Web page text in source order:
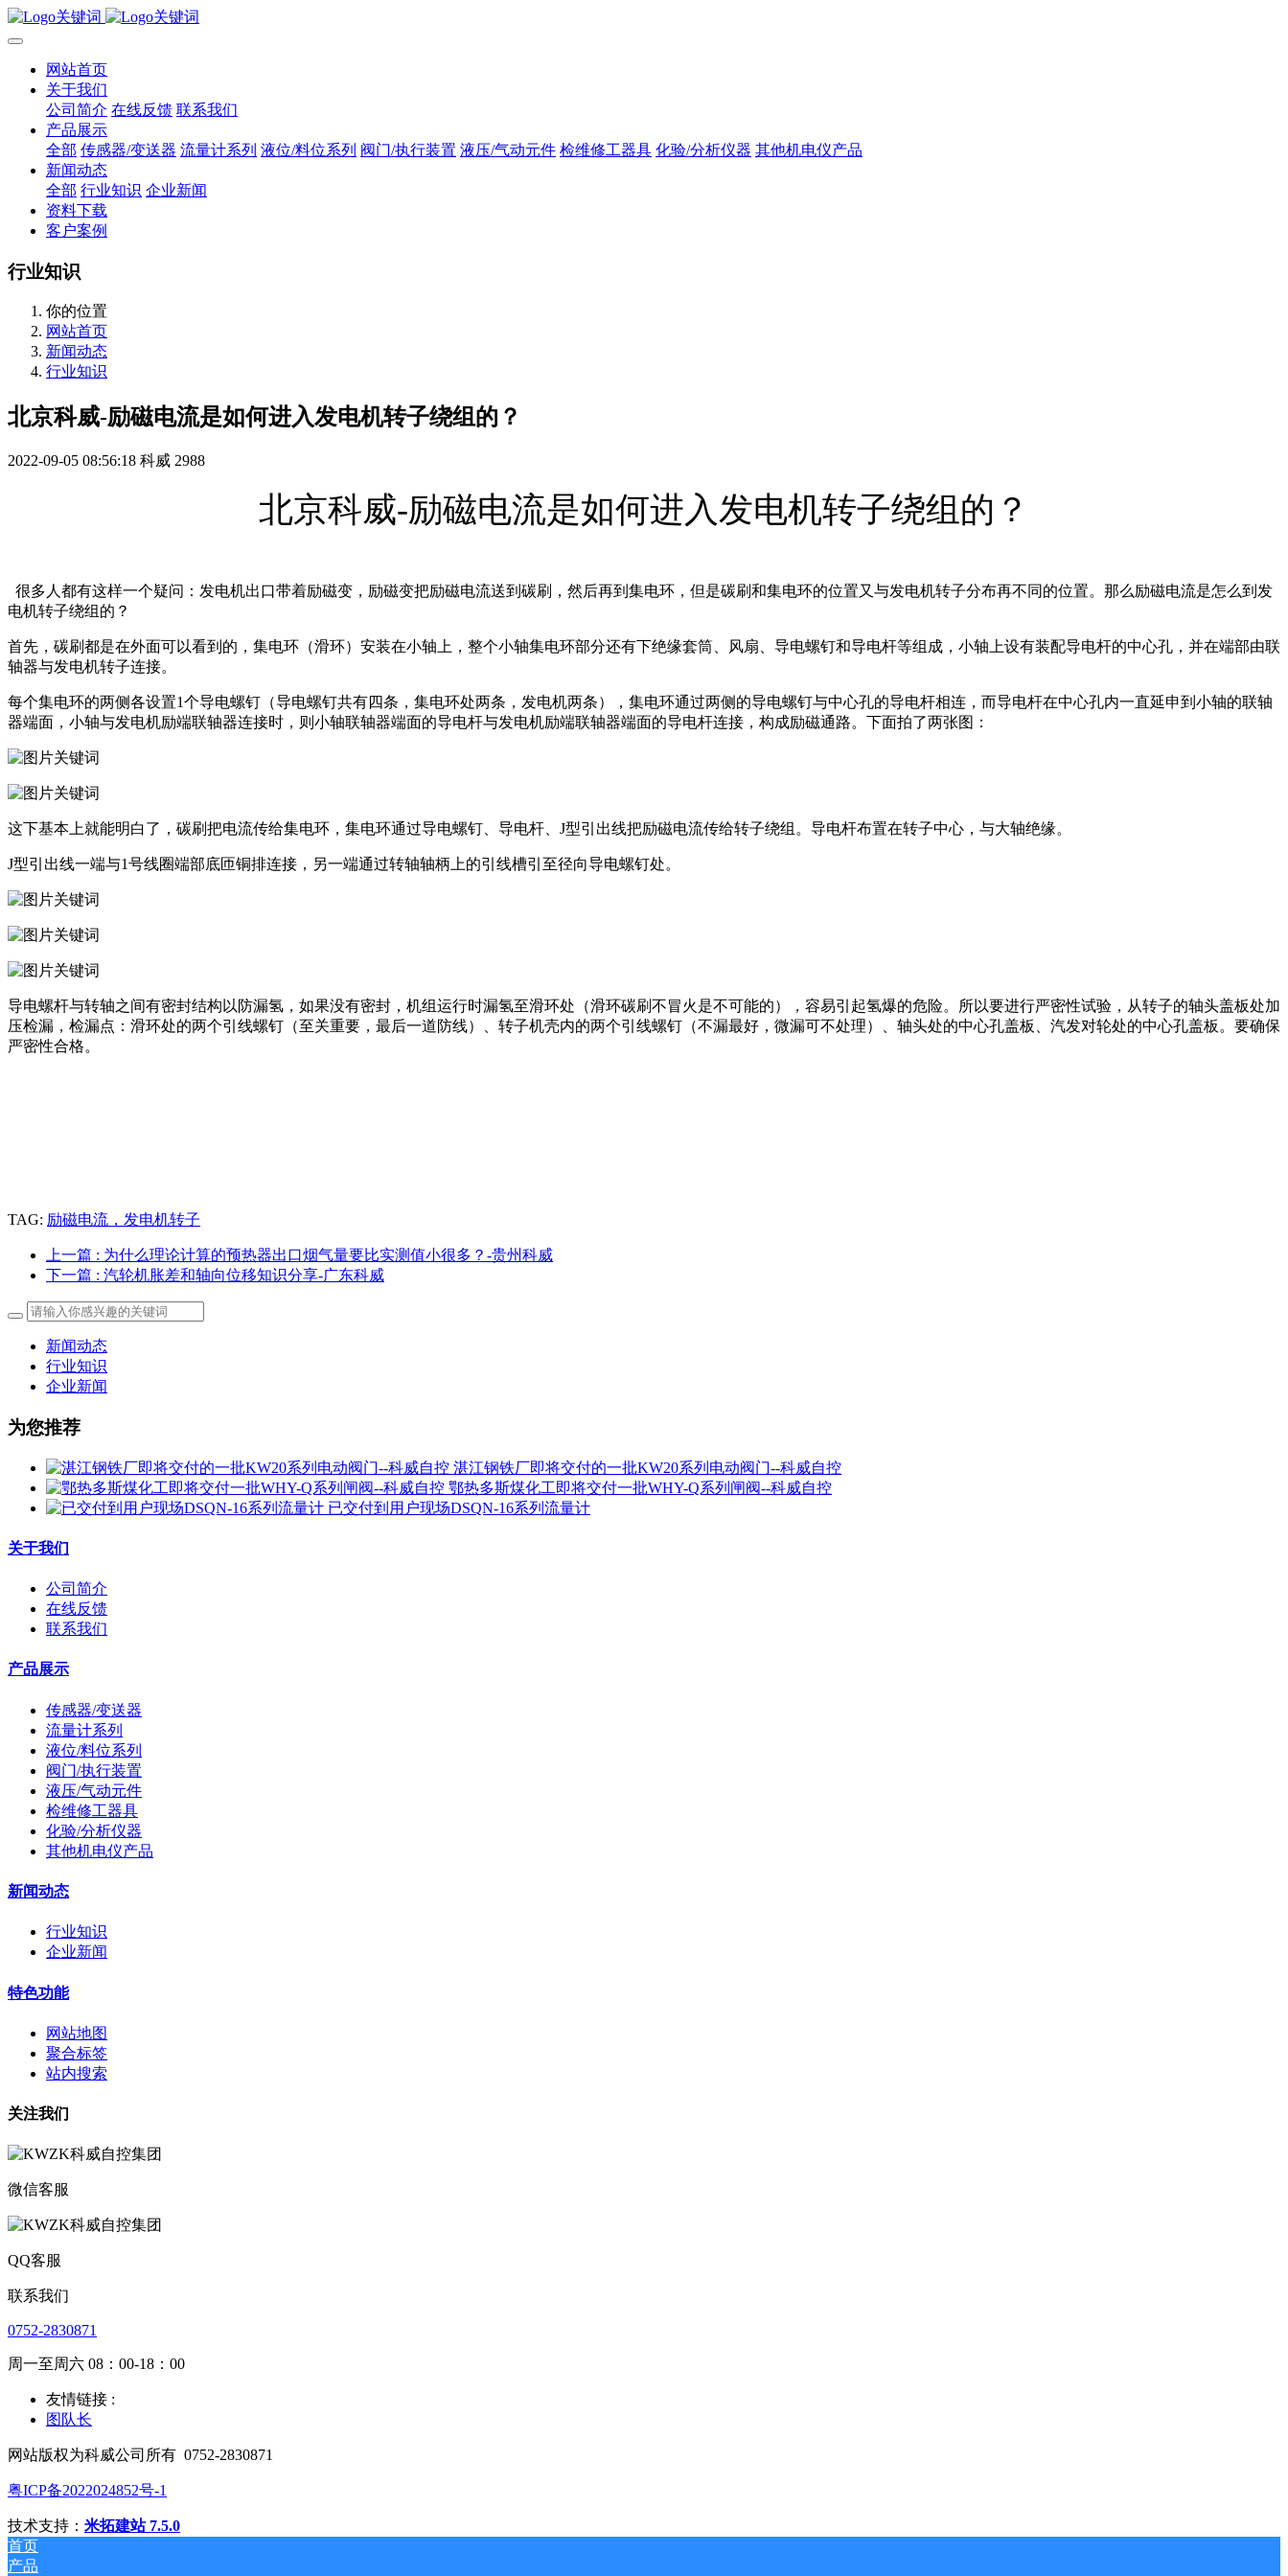
网站首页
关于我们
公司简介 在线反馈 联系我们
产品展示
全部 传感器/变送器 流量计系列 液位/料位系列 阀门/执行装置 液压/气动元件 检维修工器具 化验/分析仪器 其他机电仪产品
新闻动态
全部 行业知识 企业新闻
资料下载
客户案例
行业知识
你的位置
网站首页
新闻动态
行业知识
北京科威-励磁电流是如何进入发电机转子绕组的？
2022-09-05 08:56:18 科威 2988
北京科威-励磁电流是如何进入发电机转子绕组的？
很多人都有这样一个疑问：发电机出口带着励磁变，励磁变把励磁电流送到碳刷，然后再到集电环，但是碳刷和集电环的位置又与发电机转子分布再不同的位置。那么励磁电流是怎么到发
电机转子绕组的？
首先，碳刷都是在外面可以看到的，集电环（滑环）安装在小轴上，整个小轴集电环部分还有下绝缘套筒、风扇、导电螺钉和导电杆等组成，小轴上设有装配导电杆的中心孔，并在端部由联
轴器与发电机转子连接。
每个集电环的两侧各设置1个导电螺钉（导电螺钉共有四条，集电环处两条，发电机两条），集电环通过两侧的导电螺钉与中心孔的导电杆相连，而导电杆在中心孔内一直延申到小轴的联轴
器端面，小轴与发电机励端联轴器连接时，则小轴联轴器端面的导电杆与发电机励端联轴器端面的导电杆连接，构成励磁通路。下面拍了两张图：
这下基本上就能明白了，碳刷把电流传给集电环，集电环通过导电螺钉、导电杆、J型引出线把励磁电流传给转子绕组。导电杆布置在转子中心，与大轴绝缘。
J型引出线一端与1号线圈端部底匝铜排连接，另一端通过转轴轴柄上的引线槽引至径向导电螺钉处。
导电螺杆与转轴之间有密封结构以防漏氢，如果没有密封，机组运行时漏氢至滑环处（滑环碳刷不冒火是不可能的），容易引起氢爆的危险。所以要进行严密性试验，从转子的轴头盖板处加
压检漏，检漏点：滑环处的两个引线螺钉（至关重要，最后一道防线）、转子机壳内的两个引线螺钉（不漏最好，微漏可不处理）、轴头处的中心孔盖板、汽发对轮处的中心孔盖板。要确保
严密性合格。
TAG: 励磁电流，发电机转子
上一篇 : 为什么理论计算的预热器出口烟气量要比实测值小很多？-贵州科威
下一篇 : 汽轮机胀差和轴向位移知识分享-广东科威
新闻动态
行业知识
企业新闻
为您推荐
湛江钢铁厂即将交付的一批KW20系列电动阀门--科威自控
鄂热多斯煤化工即将交付一批WHY-Q系列闸阀--科威自控
已交付到用户现场DSQN-16系列流量计
关于我们
公司简介
在线反馈
联系我们
产品展示
传感器/变送器
流量计系列
液位/料位系列
阀门/执行装置
液压/气动元件
检维修工器具
化验/分析仪器
其他机电仪产品
新闻动态
行业知识
企业新闻
特色功能
网站地图
聚合标签
站内搜索
关注我们
微信客服
QQ客服
联系我们
0752-2830871
周一至周六 08：00-18：00
友情链接 :
图队长
网站版权为科威公司所有 0752-2830871
粤ICP备2022024852号-1
技术支持： 米拓建站 7.5.0
首页
产品